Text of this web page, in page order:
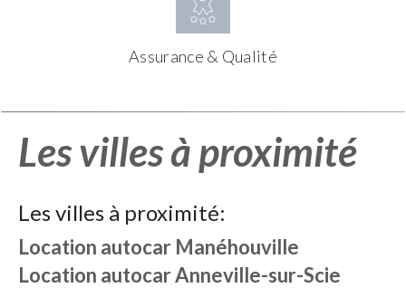
Assurance & Qualité
Les villes à proximité
Les villes à proximité:
Location autocar Manéhouville
Location autocarAnneville-sur-Scie